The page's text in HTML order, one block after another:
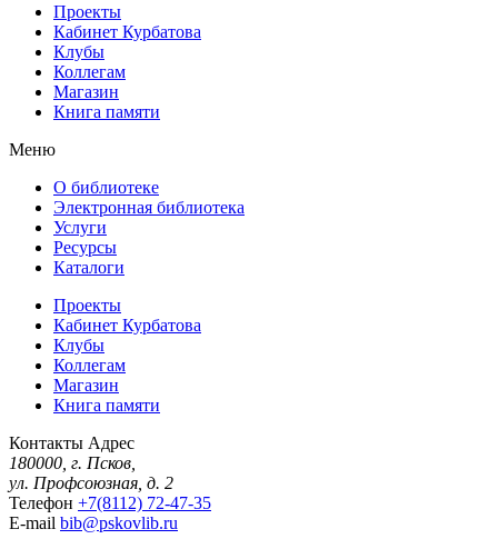
Проекты
Кабинет Курбатова
Клубы
Коллегам
Магазин
Книга памяти
Меню
О библиотеке
Электронная библиотека
Услуги
Ресурсы
Каталоги
Проекты
Кабинет Курбатова
Клубы
Коллегам
Магазин
Книга памяти
Контакты Адрес
180000, г. Псков,
ул. Профсоюзная, д. 2
Телефон +7(8112) 72-47-35
E-mail bib@pskovlib.ru